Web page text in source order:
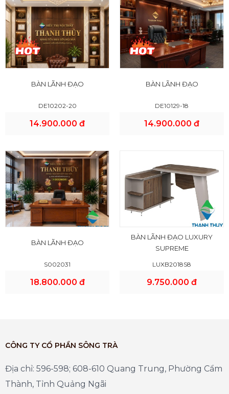
BÀN LÃNH ĐẠO
DE10202-20
14.900.000 đ
BÀN LÃNH ĐẠO
DE10129-18
14.900.000 đ
BÀN LÃNH ĐẠO
S002031
18.800.000 đ
BÀN LÃNH ĐẠO LUXURY
SUPREME
LUXB2018S8
9.750.000 đ
CÔNG TY CỔ PHẦN SÔNG TRÀ
Địa chỉ: 596-598; 608-610 Quang Trung, Phường Cẩm
Thành, Tỉnh Quảng Ngãi